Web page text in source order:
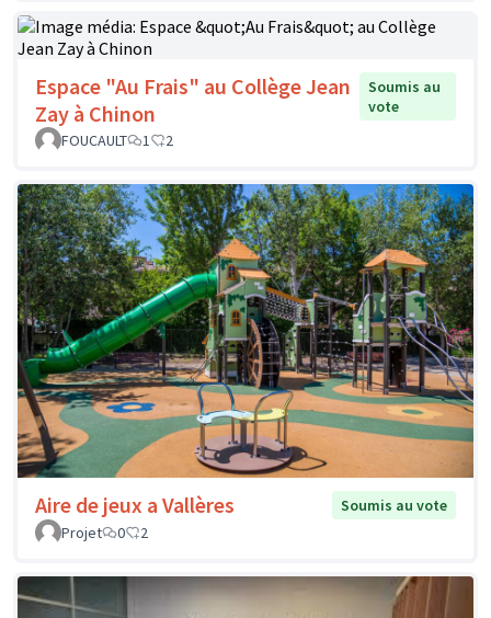
Espace "Au Frais" au Collège Jean
Zay à Chinon
Soumis au
vote
FOUCAULT
1 2
Aire de jeux a Vallères
Soumis au vote
Projet
0 2